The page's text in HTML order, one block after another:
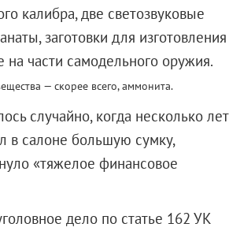
калибра, две светозвуковые
заготовки для изготовления
части самодельного оружия.
— скорее всего, аммонита.
случайно, когда несколько лет
в салоне большую сумку,
«тяжелое финансовое
дело по статье 162 УК